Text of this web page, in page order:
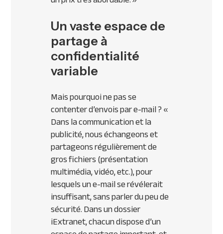
Un vaste espace de
partage à
confidentialité
variable
Mais pourquoi ne pas se
contenter d’envois par e-mail ? «
Dans la communication et la
publicité, nous échangeons et
partageons régulièrement de
gros fichiers (présentation
multimédia, vidéo, etc.), pour
lesquels un e-mail se révélerait
insuffisant, sans parler du peu de
sécurité. Dans un dossier
iExtranet, chacun dispose d’un